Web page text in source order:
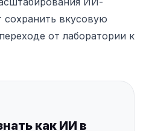
вкусовую
от лаборатории к
как ИИ в